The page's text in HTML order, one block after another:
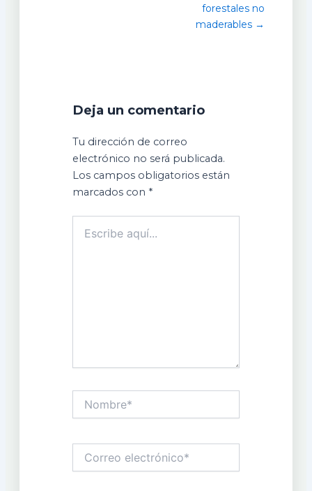
forestales no
maderables →
Deja un comentario
Tu dirección de correo
electrónico no será publicada.
Los campos obligatorios están
marcados con *
aquí...
electrónico*